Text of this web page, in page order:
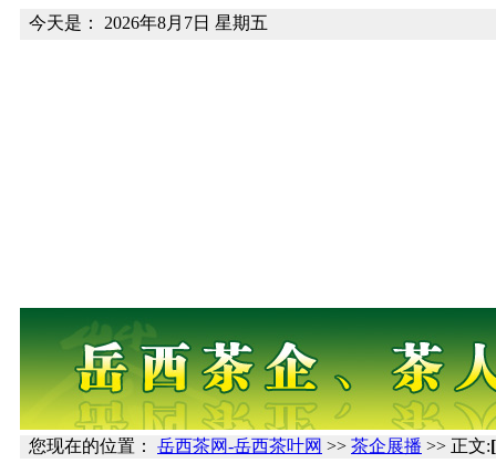
今天是： 2026年8月7日 星期五
您现在的位置： 岳西茶网-岳西茶叶网 >> 茶企展播 >> 正文: